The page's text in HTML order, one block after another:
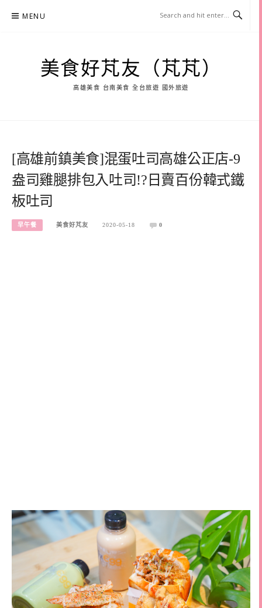
MENU
美食好芃友（芃芃）
高雄美食 台南美食 全台旅遊 國外旅遊
[高雄前鎮美食]混蛋吐司高雄公正店-9
盎司雞腿排包入吐司!?日賣百份韓式鐵
板吐司
早午餐 美食好芃友 2020-05-18 0